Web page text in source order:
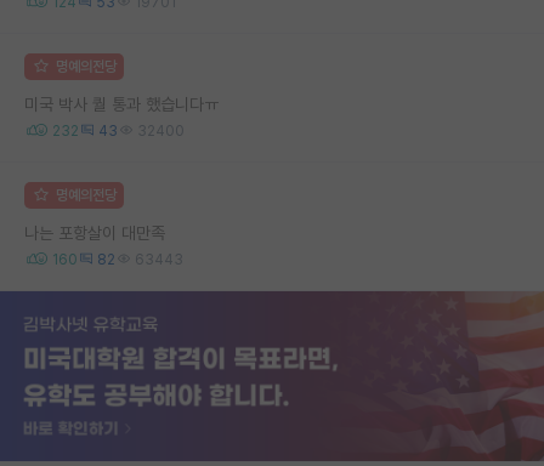
명예의전당
미국 박사 퀄 통과 했습니다ㅠ
232 43 32400
명예의전당
나는 포항살이 대만족
160 82 63443